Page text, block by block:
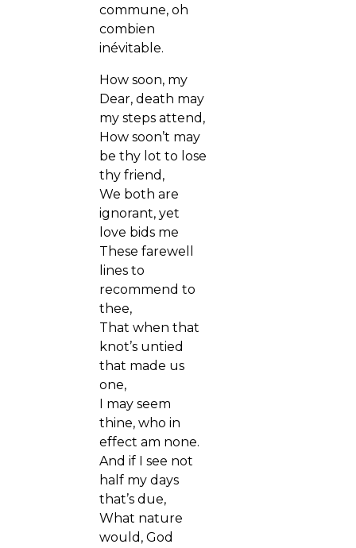
commune, oh
combien
inévitable.
How soon, my
Dear, death may
my steps attend,
How soon’t may
be thy lot to lose
thy friend,
We both are
ignorant, yet
love bids me
These farewell
lines to
recommend to
thee,
That when that
knot’s untied
that made us
one,
I may seem
thine, who in
effect am none.
And if I see not
half my days
that’s due,
What nature
would, God